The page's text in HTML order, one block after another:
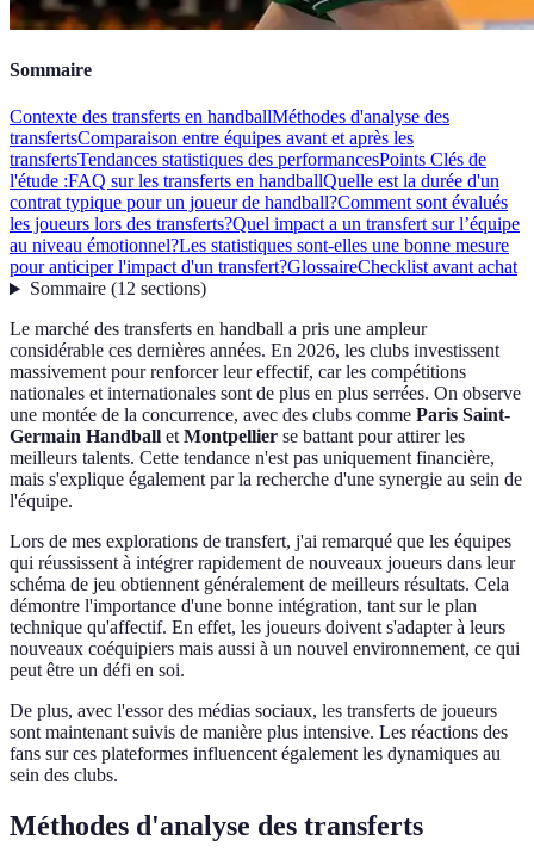
Sommaire
Contexte des transferts en handballMéthodes d'analyse des
transfertsComparaison entre équipes avant et après les
transfertsTendances statistiques des performancesPoints Clés de
l'étude :FAQ sur les transferts en handballQuelle est la durée d'un
contrat typique pour un joueur de handball?Comment sont évalués
les joueurs lors des transferts?Quel impact a un transfert sur l’équipe
au niveau émotionnel?Les statistiques sont-elles une bonne mesure
pour anticiper l'impact d'un transfert?GlossaireChecklist avant achat
Sommaire(12 sections)
Le marché des transferts en handball a pris une ampleur
considérable ces dernières années. En 2026, les clubs investissent
massivement pour renforcer leur effectif, car les compétitions
nationales et internationales sont de plus en plus serrées. On observe
une montée de la concurrence, avec des clubs comme Paris Saint-
Germain Handball etMontpellier se battant pour attirer les
meilleurs talents. Cette tendance n'est pas uniquement financière,
mais s'explique également par la recherche d'une synergie au sein de
l'équipe.
Lors de mes explorations de transfert, j'ai remarqué que les équipes
qui réussissent à intégrer rapidement de nouveaux joueurs dans leur
schéma de jeu obtiennent généralement de meilleurs résultats. Cela
démontre l'importance d'une bonne intégration, tant sur le plan
technique qu'affectif. En effet, les joueurs doivent s'adapter à leurs
nouveaux coéquipiers mais aussi à un nouvel environnement, ce qui
peut être un défi en soi.
De plus, avec l'essor des médias sociaux, les transferts de joueurs
sont maintenant suivis de manière plus intensive. Les réactions des
fans sur ces plateformes influencent également les dynamiques au
sein des clubs.
Méthodes d'analyse des transferts